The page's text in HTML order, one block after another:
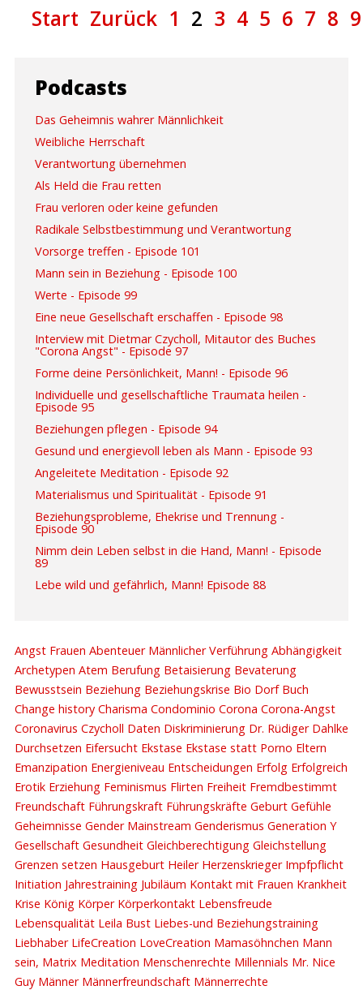
Start Zurück 1 2 3 4 5 6 7 8 9
Podcasts
Das Geheimnis wahrer Männlichkeit
Weibliche Herrschaft
Verantwortung übernehmen
Als Held die Frau retten
Frau verloren oder keine gefunden
Radikale Selbstbestimmung und Verantwortung
Vorsorge treffen - Episode 101
Mann sein in Beziehung - Episode 100
Werte - Episode 99
Eine neue Gesellschaft erschaffen - Episode 98
Interview mit Dietmar Czycholl, Mitautor des Buches
"Corona Angst" - Episode 97
Forme deine Persönlichkeit, Mann! - Episode 96
Individuelle und gesellschaftliche Traumata heilen -
Episode 95
Beziehungen pflegen - Episode 94
Gesund und energievoll leben als Mann - Episode 93
Angeleitete Meditation - Episode 92
Materialismus und Spiritualität - Episode 91
Beziehungsprobleme, Ehekrise und Trennung -
Episode 90
Nimm dein Leben selbst in die Hand, Mann! - Episode
89
Lebe wild und gefährlich, Mann! Episode 88
Angst Frauen Abenteuer Männlicher Verführung Abhängigkeit
Archetypen Atem Berufung Betaisierung Bevaterung
Bewusstsein Beziehung Beziehungskrise Bio DorfBuch
Change history Charisma Condominio Corona Corona-Angst
Coronavirus Czycholl Daten Diskriminierung Dr. Rüdiger Dahlke
Durchsetzen Eifersucht Ekstase Ekstase statt Porno Eltern
Emanzipation Energieniveau Entscheidungen Erfolg Erfolgreich
Erotik Erziehung Feminismus Flirten Freiheit Fremdbestimmt
Freundschaft Führungskraft Führungskräfte Geburt Gefühle
Geheimnisse Gender Mainstream Genderismus Generation Y
Gesellschaft Gesundheit Gleichberechtigung Gleichstellung
Grenzen setzen Hausgeburt HeilerHerzenskriegerImpfpflicht
Initiation Jahrestraining Jubiläum Kontakt mit Frauen Krankheit
Krise König KörperKörperkontakt Lebensfreude
Lebensqualität Leila Bust Liebes-und Beziehungstraining
LiebhaberLifeCreation LoveCreation Mamasöhnchen Mann
sein, Matrix Meditation Menschenrechte Millennials Mr. Nice
Guy MännerMännerfreundschaft Männerrechte